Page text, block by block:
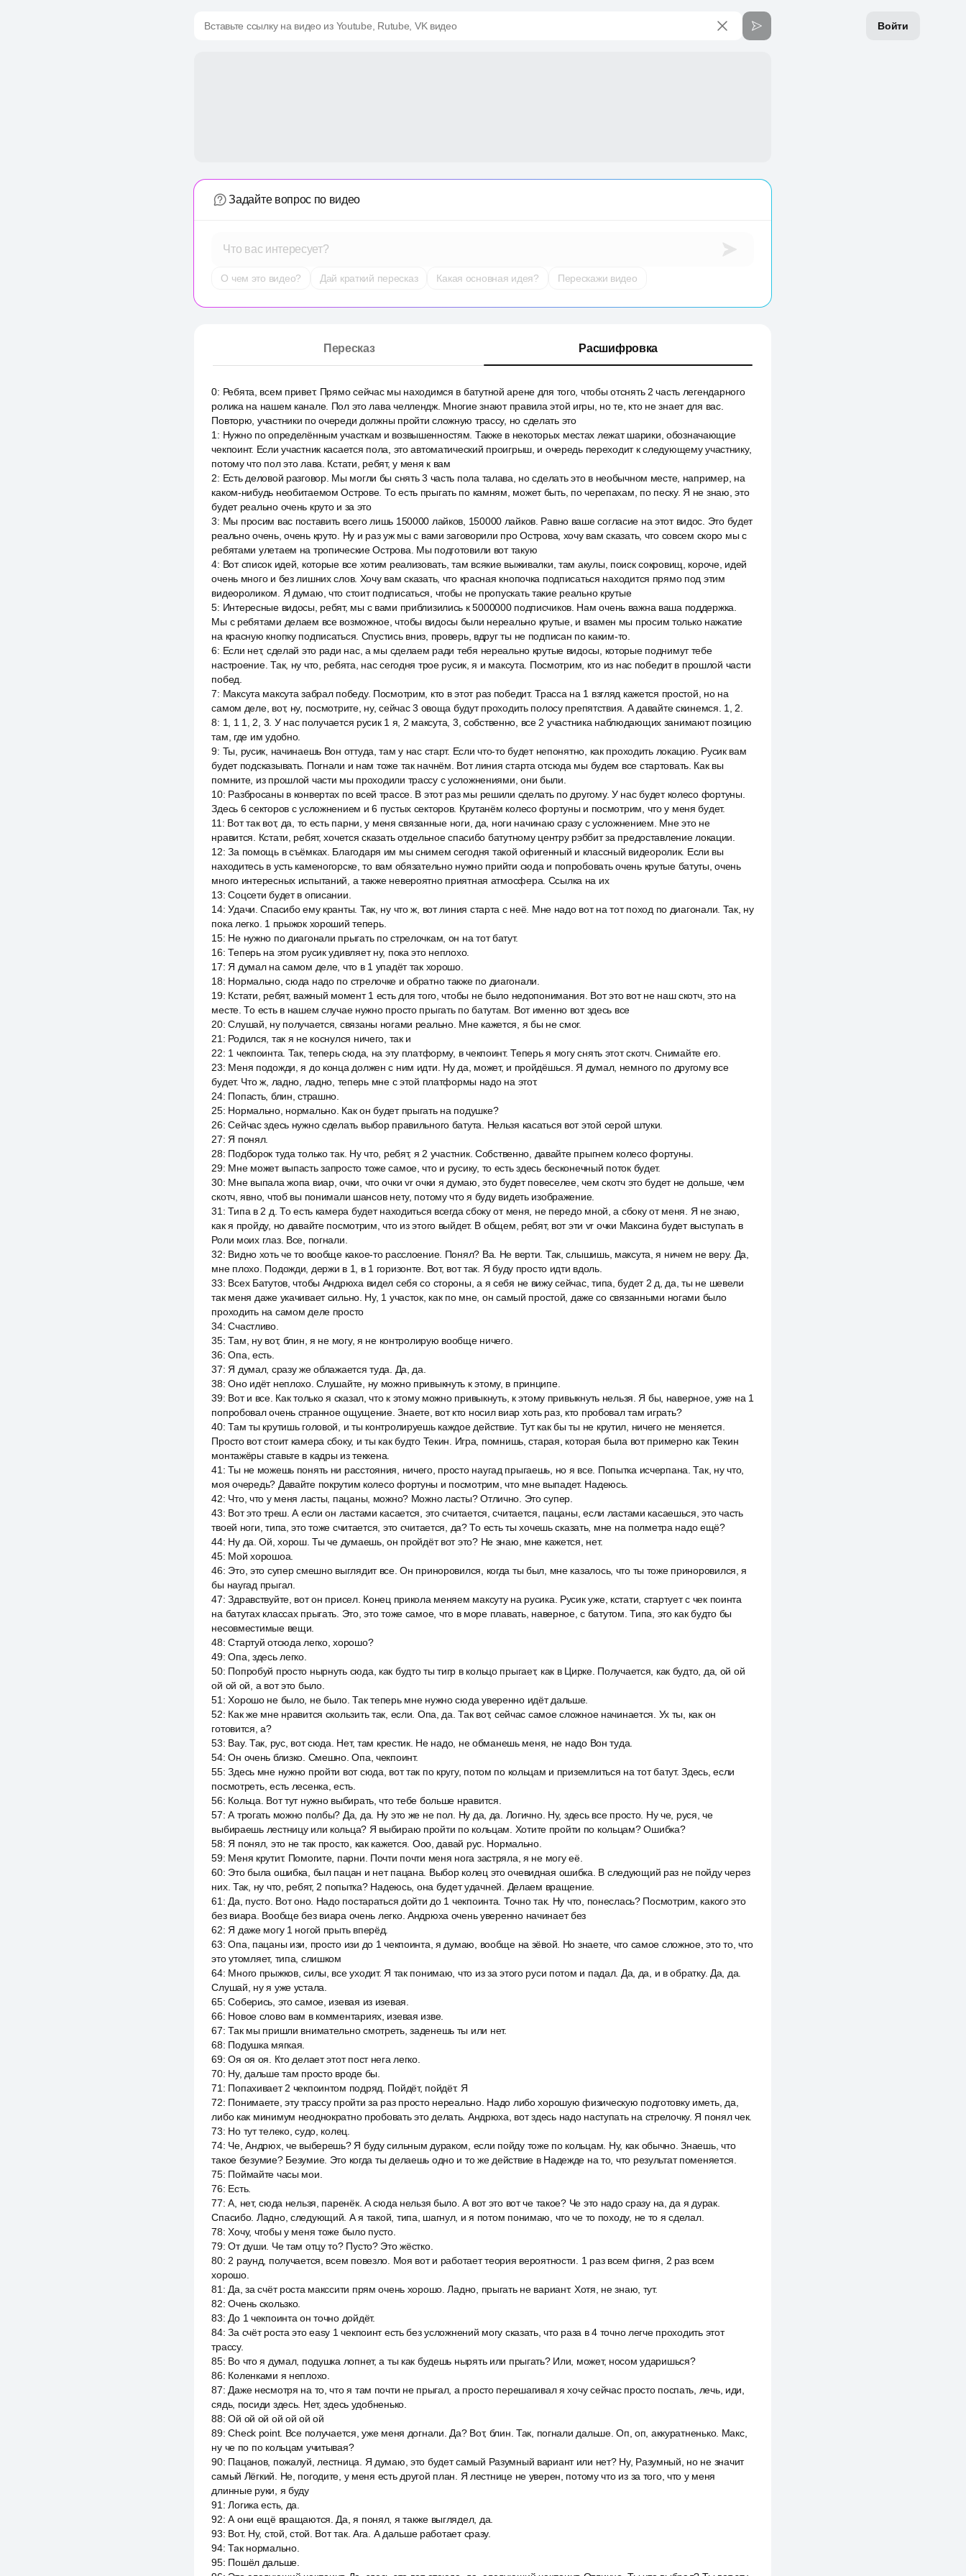
Войти
Вставьте ссылку на видео из Youtube, Rutube, VK видео
Задайте вопрос по видео
Что вас интересует?
О чем это видео? Дай краткий пересказ Какая основная идея? Перескажи видео
Пересказ Расшифровка
0: Ребята, всем привет. Прямо сейчас мы находимся в батутной арене для того, чтобы отснять 2 часть легендарного
ролика на нашем канале. Пол это лава челлендж. Многие знают правила этой игры, но те, кто не знает для вас.
Повторю, участники по очереди должны пройти сложную трассу, но сделать это
1 : Нужно по определённым участкам и возвышенностям. Также в некоторых местах лежат шарики, обозначающие
чекпоинт. Если участник касается пола, это автоматический проигрыш, и очередь переходит к следующему участнику,
потому что пол это лава. Кстати, ребят, у меня к вам
2: Есть деловой разговор. Мы могли бы снять 3 часть пола талава, но сделать это в необычном месте, например, на
каком-нибудь необитаемом Острове. То есть прыгать по камням, может быть, по черепахам, по песку. Я не знаю, это
будет реально очень круто и за это
3: Мы просим вас поставить всего лишь 150000 лайков, 150000 лайков. Равно ваше согласие на этот видос. Это будет
реально очень, очень круто. Ну и раз уж мы с вами заговорили про Острова, хочу вам сказать, что совсем скоро мы с
ребятами улетаем на тропические Острова. Мы подготовили вот такую
4: Вот список идей, которые все хотим реализовать, там всякие выживалки, там акулы, поиск сокровищ, короче, идей
очень много и без лишних слов. Хочу вам сказать, что красная кнопочка подписаться находится прямо под этим
видеороликом. Я думаю, что стоит подписаться, чтобы не пропускать такие реально крутые
5: Интересные видосы, ребят, мы с вами приблизились к 5000000 подписчиков. Нам очень важна ваша поддержка.
Мы с ребятами делаем все возможное, чтобы видосы были нереально крутые, и взамен мы просим только нажатие
на красную кнопку подписаться. Спустись вниз, проверь, вдруг ты не подписан по каким-то.
6: Если нет, сделай это ради нас, а мы сделаем ради тебя нереально крутые видосы, которые поднимут тебе
настроение. Так, ну что, ребята, нас сегодня трое русик, я и максута. Посмотрим, кто из нас победит в прошлой части
побед.
7: Максута максута забрал победу. Посмотрим, кто в этот раз победит. Трасса на 1 взгляд кажется простой, но на
самом деле, вот, ну, посмотрите, ну, сейчас 3 овоща будут проходить полосу препятствия. А давайте скинемся. 1, 2.
8: 1, 1 1, 2, 3. У нас получается русик 1 я, 2 максута, 3, собственно, все 2 участника наблюдающих занимают позицию
там, где им удобно.
9: Ты, русик, начинаешь Вон оттуда, там у нас старт. Если что-то будет непонятно, как проходить локацию. Русик вам
будет подсказывать. Погнали и нам тоже так начнём. Вот линия старта отсюда мы будем все стартовать. Как вы
помните, из прошлой части мы проходили трассу с усложнениями, они были.
10: Разбросаны в конвертах по всей трассе. В этот раз мы решили сделать по другому. У нас будет колесо фортуны.
Здесь 6 секторов с усложнением и 6 пустых секторов. Крутанём колесо фортуны и посмотрим, что у меня будет.
11 : Вот так вот, да, то есть парни, у меня связанные ноги, да, ноги начинаю сразу с усложнением. Мне это не
нравится. Кстати, ребят, хочется сказать отдельное спасибо батутному центру рэббит за предоставление локации.
12:За помощь в съёмках. Благодаря им мы снимем сегодня такой офигенный и классный видеоролик. Если вы
находитесь в усть каменогорске, то вам обязательно нужно прийти сюда и попробовать очень крутые батуты, очень
много интересных испытаний, а также невероятно приятная атмосфера. Ссылка на их
13:Соцсети будет в описании.
14:Удачи. Спасибо ему кранты. Так, ну что ж, вот линия старта с неё. Мне надо вот на тот поход по диагонали. Так, ну
пока легко. 1 прыжок хороший теперь.
15: Не нужно по диагонали прыгать по стрелочкам, он на тот батут.
16:Теперь на этом русик удивляет ну, пока это неплохо.
17: Я думал на самом деле, что в 1 упадёт так хорошо.
18: Нормально, сюда надо по стрелочке и обратно также по диагонали.
19: Кстати, ребят, важный момент 1 есть для того, чтобы не было недопонимания. Вот это вот не наш скотч, это на
месте. То есть в нашем случае нужно просто прыгать по батутам. Вот именно вот здесь все
20:Слушай, ну получается, связаны ногами реально. Мне кажется, я бы не смог.
21 : Родился, так я не коснулся ничего, так и
22: 1 чекпоинта. Так, теперь сюда, на эту платформу, в чекпоинт. Теперь я могу снять этот скотч. Снимайте его.
23: Меня подожди, я до конца должен с ним идти. Ну да, может, и пройдёшься. Я думал, немного по другому все
будет. Что ж, ладно, ладно, теперь мне с этой платформы надо на этот.
24: Попасть, блин, страшно.
25: Нормально, нормально. Как он будет прыгать на подушке?
26:Сейчас здесь нужно сделать выбор правильного батута. Нельзя касаться вот этой серой штуки.
27: Я понял.
28: Подборок туда только так. Ну что, ребят, я 2 участник. Собственно, давайте прыгнем колесо фортуны.
29: Мне может выпасть запросто тоже самое, что и русику, то есть здесь бесконечный поток будет.
30: Мне выпала жопа виар, очки, что очки vr очки я думаю, это будет повеселее, чем скотч это будет не дольше, чем
скотч, явно, чтоб вы понимали шансов нету, потому что я буду видеть изображение.
31 :Типа в 2 д. То есть камера будет находиться всегда сбоку от меня, не передо мной, а сбоку от меня. Я не знаю,
как я пройду, но давайте посмотрим, что из этого выйдет. В общем, ребят, вот эти vr очки Максина будет выступать в
Роли моих глаз. Все, погнали.
32: Видно хоть че то вообще какое-то расслоение. Понял? Ва. Не верти. Так, слышишь, максута, я ничем не веру. Да,
мне плохо. Подожди, держи в 1, в 1 горизонте. Вот, вот так. Я буду просто идти вдоль.
33: Всех Батутов, чтобы Андрюха видел себя со стороны, а я себя не вижу сейчас, типа, будет 2 д, да, ты не шевели
так меня даже укачивает сильно. Ну, 1 участок, как по мне, он самый простой, даже со связанными ногами было
проходить на самом деле просто
34:Счастливо.
35:Там, ну вот, блин, я не могу, я не контролирую вообще ничего.
36:Опа, есть.
37: Я думал, сразу же облажается туда. Да, да.
38:Оно идёт неплохо. Слушайте, ну можно привыкнуть к этому, в принципе.
39: Вот и все. Как только я сказал, что к этому можно привыкнуть, к этому привыкнуть нельзя. Я бы, наверное, уже на 1
попробовал очень странное ощущение. Знаете, вот кто носил виар хоть раз, кто пробовал там играть?
40:Там ты крутишь головой, и ты контролируешь каждое действие. Тут как бы ты не крутил, ничего не меняется.
Просто вот стоит камера сбоку, и ты как будто Текин. Игра, помнишь, старая, которая была вот примерно как Текин
монтажёры ставьте в кадры из теккена.
41 :Ты не можешь понять ни расстояния, ничего, просто наугад прыгаешь, но я все. Попытка исчерпана. Так, ну что,
моя очередь? Давайте покрутим колесо фортуны и посмотрим, что мне выпадет. Надеюсь.
42: Что, что у меня ласты, пацаны, можно? Можно ласты? Отлично. Это супер.
43: Вот это треш. А если он ластами касается, это считается, считается, пацаны, если ластами касаешься, это часть
твоей ноги, типа, это тоже считается, это считается, да? То есть ты хочешь сказать, мне на полметра надо ещё?
44: Ну да. Ой, хорош. Ты че думаешь, он пройдёт вот это? Не знаю, мне кажется, нет.
45: Мой хорошоа.
46: Это, это супер смешно выглядит все. Он приноровился, когда ты был, мне казалось, что ты тоже приноровился, я
бы наугад прыгал.
47:Здравствуйте, вот он присел. Конец прикола меняем максуту на русика. Русик уже, кстати, стартует с чек поинта
на батутах классах прыгать. Это, это тоже самое, что в море плавать, наверное, с батутом. Типа, это как будто бы
несовместимые вещи.
48:Стартуй отсюда легко, хорошо?
49:Опа, здесь легко.
50: Попробуй просто нырнуть сюда, как будто ты тигр в кольцо прыгает, как в Цирке. Получается, как будто, да, ой ой
ой ой ой, а вот это было.
51 :Хорошо не было, не было. Так теперь мне нужно сюда уверенно идёт дальше.
52: Как же мне нравится скользить так, если. Опа, да. Так вот, сейчас самое сложное начинается. Ух ты, как он
готовится, а?
53: Вау. Так, рус, вот сюда. Нет, там крестик. Не надо, не обманешь меня, не надо Вон туда.
54:Он очень близко. Смешно. Опа, чекпоинт.
55:Здесь мне нужно пройти вот сюда, вот так по кругу, потом по кольцам и приземлиться на тот батут. Здесь, если
посмотреть, есть лесенка, есть.
56: Кольца. Вот тут нужно выбирать, что тебе больше нравится.
57:А трогать можно полбы? Да, да. Ну это же не пол. Ну да, да. Логично. Ну, здесь все просто. Ну че, руся, че
выбираешь лестницу или кольца? Я выбираю пройти по кольцам. Хотите пройти по кольцам? Ошибка?
58: Я понял, это не так просто, как кажется. Ооо, давай рус. Нормально.
59: Меня крутит. Помогите, парни. Почти почти меня нога застряла, я не могу её.
60: Это была ошибка, был пацан и нет пацана. Выбор колец это очевидная ошибка. В следующий раз не пойду через
них. Так, ну что, ребят, 2 попытка? Надеюсь, она будет удачней. Делаем вращение.
61 : Да, пусто. Вот оно. Надо постараться дойти до 1 чекпоинта. Точно так. Ну что, понеслась? Посмотрим, какого это
без виара. Вообще без виара очень легко. Андрюха очень уверенно начинает без
62: Я даже могу 1 ногой прыть вперёд.
63:Опа, пацаны изи, просто изи до 1 чекпоинта, я думаю, вообще на зёвой. Но знаете, что самое сложное, это то, что
это утомляет, типа, слишком
64: Много прыжков, силы, все уходит. Я так понимаю, что из за этого руси потом и падал. Да, да, и в обратку. Да, да.
Слушай, ну я уже устала.
65:Соберись, это самое, изевая из изевая.
66: Новое слово вам в комментариях, изевая изве.
67:Так мы пришли внимательно смотреть, заденешь ты или нет.
68: Подушка мягкая.
69:Оя оя оя. Кто делает этот пост нега легко.
70: Ну, дальше там просто вроде бы.
71 : Попахивает 2 чекпоинтом подряд. Пойдёт, пойдёт. Я
72: Понимаете, эту трассу пройти за раз просто нереально. Надо либо хорошую физическую подготовку иметь, да,
либо как минимум неоднократно пробовать это делать. Андрюха, вот здесь надо наступать на стрелочку. Я понял чек.
73: Но тут телеко, судо, колец.
74: Че, Андрюх, че выберешь? Я буду сильным дураком, если пойду тоже по кольцам. Ну, как обычно. Знаешь, что
такое безумие? Безумие. Это когда ты делаешь одно и то же действие в Надежде на то, что результат поменяется.
75: Поймайте часы мои.
76: Есть.
77:А, нет, сюда нельзя, паренёк. А сюда нельзя было. А вот это вот че такое? Че это надо сразу на, да я дурак.
Спасибо. Ладно, следующий. А я такой, типа, шагнул, и я потом понимаю, что че то походу, не то я сделал.
78:Хочу, чтобы у меня тоже было пусто.
79:От души. Че там отцу то? Пусто? Это жёстко.
80: 2 раунд, получается, всем повезло. Моя вот и работает теория вероятности. 1 раз всем фигня, 2 раз всем
хорошо.
81 : Да, за счёт роста макссити прям очень хорошо. Ладно, прыгать не вариант. Хотя, не знаю, тут.
82:Очень скользко.
83: До 1 чекпоинта он точно дойдёт.
84:За счёт роста это easy 1 чекпоинт есть без усложнений могу сказать, что раза в 4 точно легче проходить этот
трассу.
85: Во что я думал, подушка лопнет, а ты как будешь нырять или прыгать? Или, может, носом ударишься?
86: Коленками я неплохо.
87: Даже несмотря на то, что я там почти не прыгал, а просто перешагивал я хочу сейчас просто поспать, лечь, иди,
сядь, посиди здесь. Нет, здесь удобненько.
88:Ой ой ой ой ой ой ой
89:Check point. Все получается, уже меня догнали. Да? Вот, блин. Так, погнали дальше. Оп, оп, аккуратненько. Макс,
ну че по по кольцам учитывая?
90: Пацанов, пожалуй, лестница. Я думаю, это будет самый Разумный вариант или нет? Ну, Разумный, но не значит
самый Лёгкий. Не, погодите, у меня есть другой план. Я лестнице не уверен, потому что из за того, что у меня
длинные руки, я буду
91 :Логика есть, да.
92:А они ещё вращаются. Да, я понял, я также выглядел, да.
93: Вот. Ну, стой, стой. Вот так. Ага. А дальше работает сразу.
94:Так нормально.
95: Пошёл дальше.